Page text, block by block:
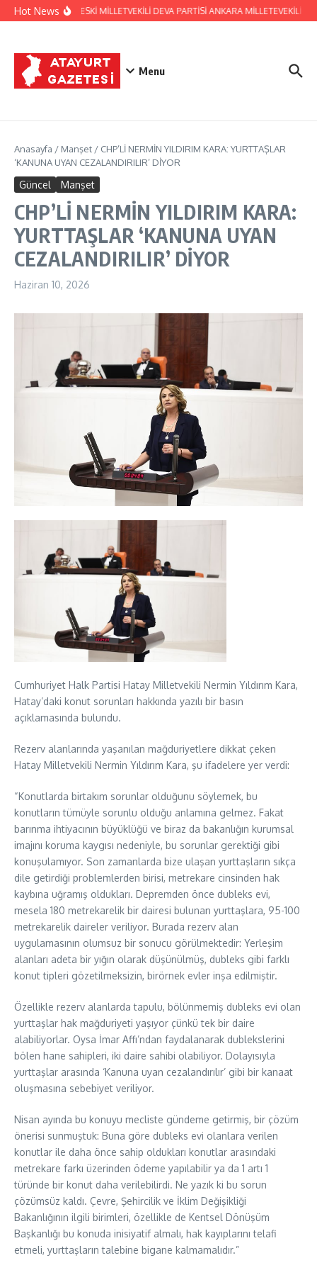
İçeriğe atla
Hot NewsHATAY ESKİ MİLLETVEKİLİ DEVA PARTİSİ ANKARA MİLLETEVEKİLİ
Menu
Anasayfa / Manşet / CHP’Lİ NERMİN YILDIRIM KARA: YURTTAŞLAR
‘KANUNA UYAN CEZALANDIRILIR’ DİYOR
Güncel Manşet
CHP’Lİ NERMİN YILDIRIM KARA:
YURTTAŞLAR ‘KANUNA UYAN
CEZALANDIRILIR’ DİYOR
Haziran 10, 2026
Cumhuriyet Halk Partisi Hatay Milletvekili Nermin Yıldırım Kara,
Hatay’daki konut sorunları hakkında yazılı bir basın
açıklamasında bulundu.
Rezerv alanlarında yaşanılan mağduriyetlere dikkat çeken
Hatay Milletvekili Nermin Yıldırım Kara, şu ifadelere yer verdi:
“Konutlarda birtakım sorunlar olduğunu söylemek, bu
konutların tümüyle sorunlu olduğu anlamına gelmez. Fakat
barınma ihtiyacının büyüklüğü ve biraz da bakanlığın kurumsal
imajını koruma kaygısı nedeniyle, bu sorunlar gerektiği gibi
konuşulamıyor. Son zamanlarda bize ulaşan yurttaşların sıkça
dile getirdiği problemlerden birisi, metrekare cinsinden hak
kaybına uğramış oldukları. Depremden önce dubleks evi,
mesela 180 metrekarelik bir dairesi bulunan yurttaşlara, 95-100
metrekarelik daireler veriliyor. Burada rezerv alan
uygulamasının olumsuz bir sonucu görülmektedir: Yerleşim
alanları adeta bir yığın olarak düşünülmüş, dubleks gibi farklı
konut tipleri gözetilmeksizin, birörnek evler inşa edilmiştir.
Özellikle rezerv alanlarda tapulu, bölünmemiş dubleks evi olan
yurttaşlar hak mağduriyeti yaşıyor çünkü tek bir daire
alabiliyorlar. Oysa İmar Affı’ndan faydalanarak dublekslerini
bölen hane sahipleri, iki daire sahibi olabiliyor. Dolayısıyla
yurttaşlar arasında ‘Kanuna uyan cezalandırılır’ gibi bir kanaat
oluşmasına sebebiyet veriliyor.
Nisan ayında bu konuyu mecliste gündeme getirmiş, bir çözüm
önerisi sunmuştuk: Buna göre dubleks evi olanlara verilen
konutlar ile daha önce sahip oldukları konutlar arasındaki
metrekare farkı üzerinden ödeme yapılabilir ya da 1 artı 1
türünde bir konut daha verilebilirdi. Ne yazık ki bu sorun
çözümsüz kaldı. Çevre, Şehircilik ve İklim Değişikliği
Bakanlığının ilgili birimleri, özellikle de Kentsel Dönüşüm
Başkanlığı bu konuda inisiyatif almalı, hak kayıplarını telafi
etmeli, yurttaşların talebine bigane kalmamalıdır.”